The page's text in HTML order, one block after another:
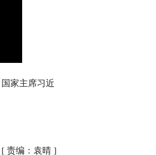
家主席习近
[ 责编：袁晴 ]